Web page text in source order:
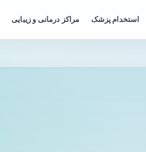
استخدام پزشک مراکز درمانی و زیبایی